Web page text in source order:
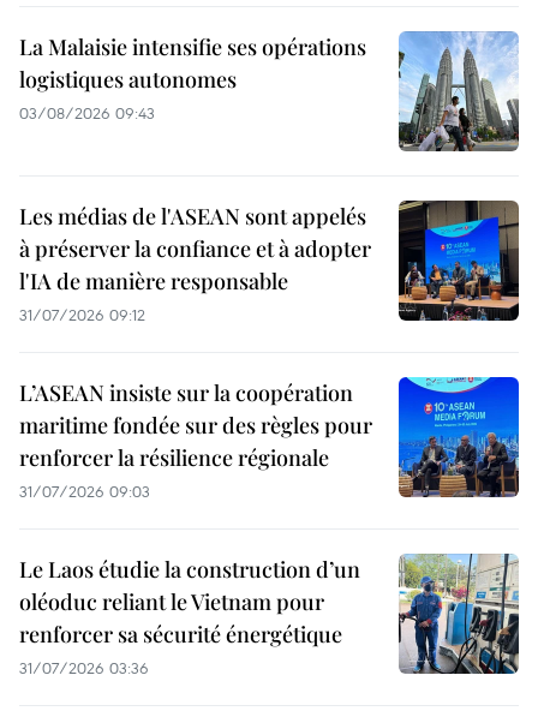
La Malaisie intensifie ses opérations
logistiques autonomes
03/08/2026 09:43
Les médias de l'ASEAN sont appelés
à préserver la confiance et à adopter
l'IA de manière responsable
31/07/2026 09:12
L’ASEAN insiste sur la coopération
maritime fondée sur des règles pour
renforcer la résilience régionale
31/07/2026 09:03
Le Laos étudie la construction d’un
oléoduc reliant le Vietnam pour
renforcer sa sécurité énergétique
31/07/2026 03:36